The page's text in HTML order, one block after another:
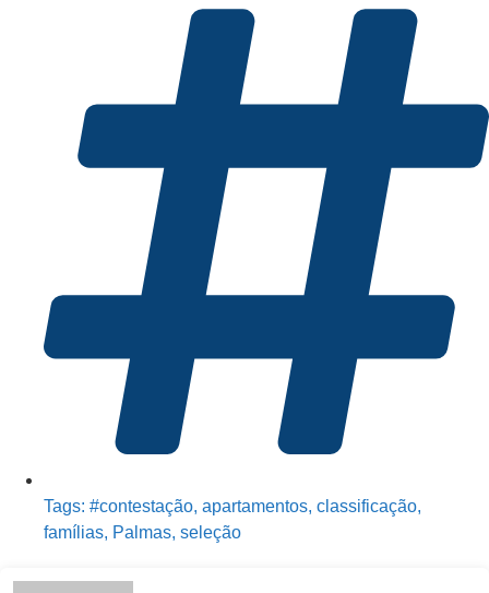
Tags: #contestação, apartamentos, classificação,
famílias, Palmas, seleção